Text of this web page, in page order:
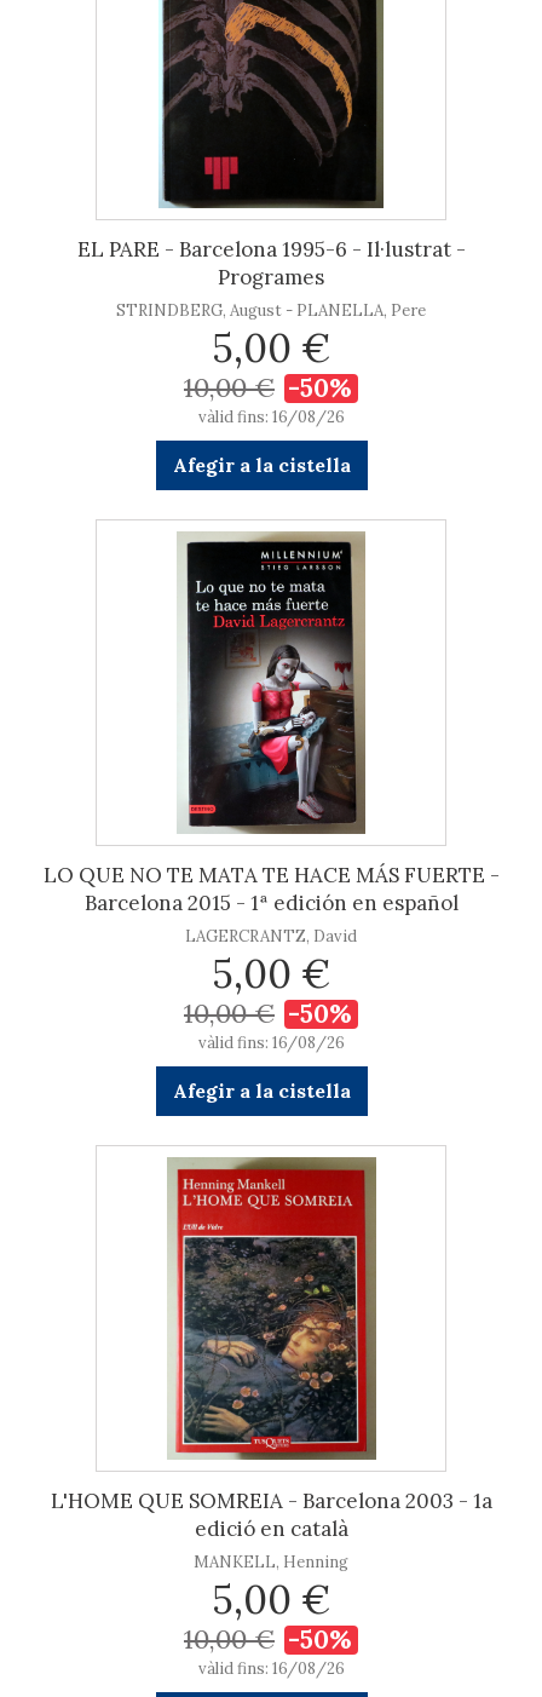
EL PARE - Barcelona 1995-6 - Il·lustrat -
Programes
STRINDBERG, August - PLANELLA, Pere
5,00 €
10,00 € -50%
vàlid fins: 16/08/26
Afegir a la cistella
LO QUE NO TE MATA TE HACE MÁS FUERTE -
Barcelona 2015 - 1ª edición en español
LAGERCRANTZ, David
5,00 €
10,00 € -50%
vàlid fins: 16/08/26
Afegir a la cistella
L'HOME QUE SOMREIA - Barcelona 2003 - 1a
edició en català
MANKELL, Henning
5,00 €
10,00 € -50%
vàlid fins: 16/08/26